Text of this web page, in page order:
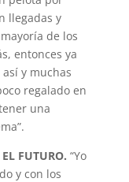
llegadas y
de los
entonces ya
y muchas
regalado en
una
FUTURO. “Yo
y con los